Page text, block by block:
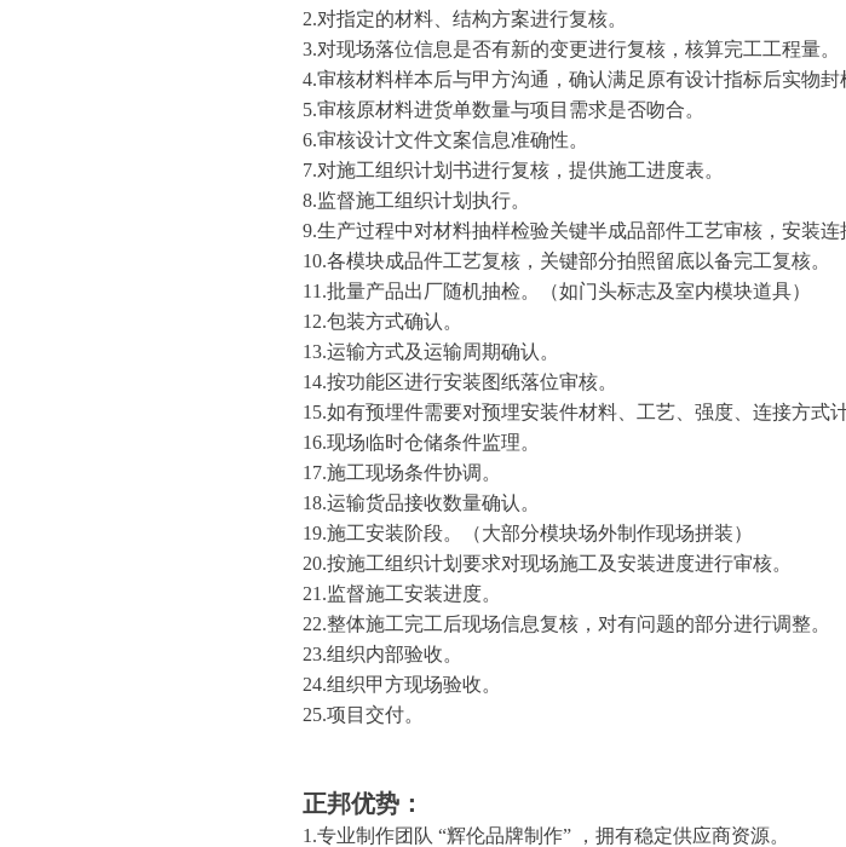
2.对指定的材料、结构方案进行复核。
3.对现场落位信息是否有新的变更进行复核，核算完工工程量
4.审核材料样本后与甲方沟通，确认满足原有设计指标后实物封
5.审核原材料进货单数量与项目需求是否吻合。
6.审核设计文件文案信息准确性。
7.对施工组织计划书进行复核，提供施工进度表。
8.监督施工组织计划执行。
9.生产过程中对材料抽样检验关键半成品部件工艺审核，安装连
10.各模块成品件工艺复核，关键部分拍照留底以备完工复核。
11.批量产品出厂随机抽检。（如门头标志及室内模块道具）
12.包装方式确认。
13.运输方式及运输周期确认。
14.按功能区进行安装图纸落位审核。
15.如有预埋件需要对预埋安装件材料、工艺、强度、连接方式计
16.现场临时仓储条件监理。
17.施工现场条件协调。
18.运输货品接收数量确认。
19.施工安装阶段。（大部分模块场外制作现场拼装）
20.按施工组织计划要求对现场施工及安装进度进行审核。
21.监督施工安装进度。
22.整体施工完工后现场信息复核，对有问题的部分进行调整。
23.组织内部验收。
24.组织甲方现场验收。
25.项目交付。
正邦优势：
1.专业制作团队 “辉伦品牌制作” ，拥有稳定供应商资源。